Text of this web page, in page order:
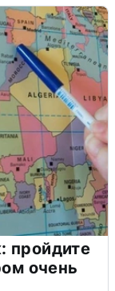
пройдите
очень